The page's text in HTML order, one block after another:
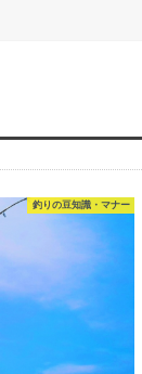
釣りの豆知識・マナー